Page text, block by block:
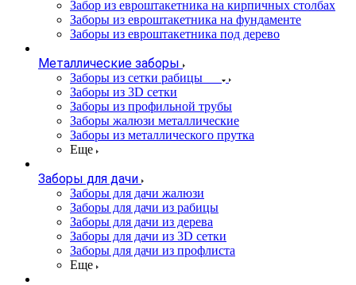
Забор из евроштакетника на кирпичных столбах
Заборы из евроштакетника на фундаменте
Заборы из евроштакетника под дерево
Металлические заборы
Заборы из сетки рабицы
Заборы из 3D сетки
Заборы из профильной трубы
Заборы жалюзи металлические
Заборы из металлического прутка
Еще
Заборы для дачи
Заборы для дачи жалюзи
Заборы для дачи из рабицы
Заборы для дачи из дерева
Заборы для дачи из 3D сетки
Заборы для дачи из профлиста
Еще